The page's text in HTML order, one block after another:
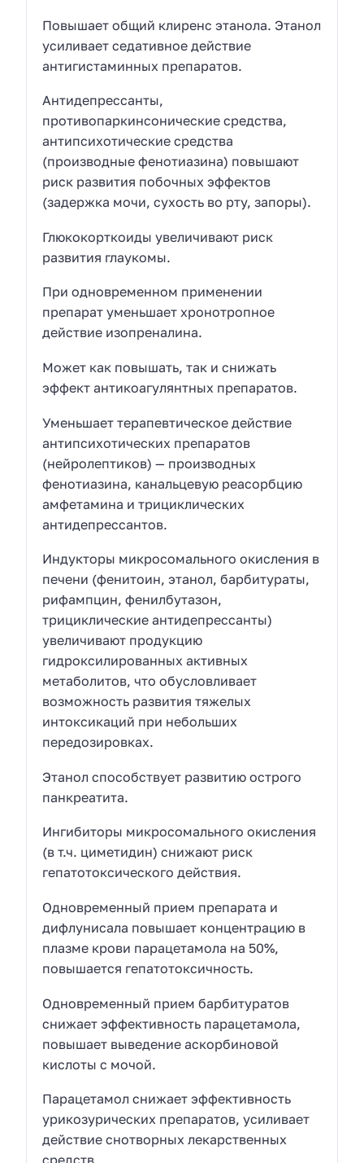
Повышает общий клиренс этанола. Этанол
усиливает седативное действие
антигистаминных препаратов.
Антидепрессанты,
противопаркинсонические средства,
антипсихотические средства
(производные фенотиазина) повышают
риск развития побочных эффектов
(задержка мочи, сухость во рту, запоры).
Глюкокорткоиды увеличивают риск
развития глаукомы.
При одновременном применении
препарат уменьшает хронотропное
действие изопреналина.
Может как повышать, так и снижать
эффект антикоагулянтных препаратов.
Уменьшает терапевтическое действие
антипсихотических препаратов
(нейролептиков) — производных
фенотиазина, канальцевую реасорбцию
амфетамина и трициклических
антидепрессантов.
Индукторы микросомального окисления в
печени (фенитоин, этанол, барбитураты,
рифампцин, фенилбутазон,
трициклические антидепрессанты)
увеличивают продукцию
гидроксилированных активных
метаболитов, что обусловливает
возможность развития тяжелых
интоксикаций при небольших
передозировках.
Этанол способствует развитию острого
панкреатита.
Ингибиторы микросомального окисления
(в т.ч. циметидин) снижают риск
гепатотоксического действия.
Одновременный прием препарата и
дифлунисала повышает концентрацию в
плазме крови парацетамола на 50%,
повышается гепатотоксичность.
Одновременный прием барбитуратов
снижает эффективность парацетамола,
повышает выведение аскорбиновой
кислоты с мочой.
Парацетамол снижает эффективность
урикозурических препаратов, усиливает
действие снотворных лекарственных